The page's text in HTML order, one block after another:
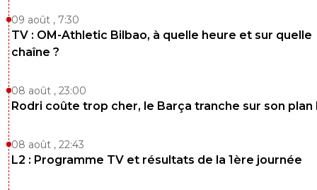
09 août , 7:30
TV : OM-Athletic Bilbao, à quelle heure et sur quelle
chaîne ?
08 août , 23:00
Rodri coûte trop cher, le Barça tranche sur son plan
08 août , 22:43
L2 : Programme TV et résultats de la 1ère journée